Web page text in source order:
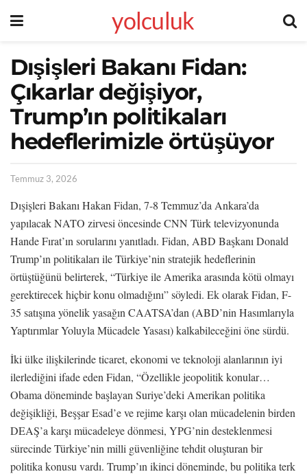
yolculuk
Dışişleri Bakanı Fidan:
Çıkarlar değişiyor,
Trump’ın politikaları
hedeflerimizle örtüşüyor
Temmuz 3, 2026
Dışişleri Bakanı Hakan Fidan, 7-8 Temmuz’da Ankara’da
yapılacak NATO zirvesi öncesinde CNN Türk televizyonunda
Hande Fırat’ın sorularını yanıtladı. Fidan, ABD Başkanı Donald
Trump’ın politikaları ile Türkiye’nin stratejik hedeflerinin
örtüştüğünü belirterek, “Türkiye ile Amerika arasında kötü olmayı
gerektirecek hiçbir konu olmadığını” söyledi. Ek olarak Fidan, F-
35 satışına yönelik yasağın CAATSA’dan (ABD’nin Hasımlarıyla
Yaptırımlar Yoluyla Mücadele Yasası) kalkabileceğini öne sürdü.
İki ülke ilişkilerinde ticaret, ekonomi ve teknoloji alanlarının iyi
ilerlediğini ifade eden Fidan, “Özellikle jeopolitik konular…
Obama döneminde başlayan Suriye’deki Amerikan politika
değişikliği, Beşşar Esad’e ve rejime karşı olan mücadelenin birden
DEAŞ’a karşı mücadeleye dönmesi, YPG’nin desteklenmesi
sürecinde Türkiye’nin milli güvenliğine tehdit oluşturan bir
politika konusu vardı. Trump’ın ikinci döneminde, bu politika terk